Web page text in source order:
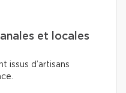
et locales
issus d’artisans